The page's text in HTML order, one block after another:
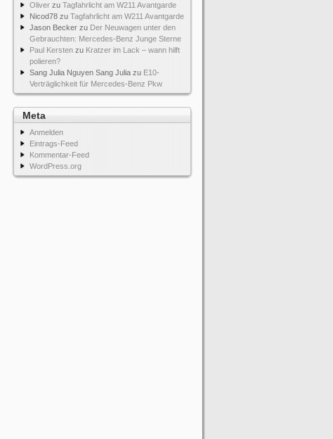
Oliver zu Tagfahrlicht am W211 Avantgarde
Nicod78 zu Tagfahrlicht am W211 Avantgarde
Jason Becker zu Der Neuwagen unter den
Gebrauchten: Mercedes-Benz Junge Sterne
Paul Kersten zu Kratzer im Lack – wann hilft
polieren?
Sang Julia Nguyen Sang Julia zu E10-
Verträglichkeit für Mercedes-Benz Pkw
Meta
Anmelden
Eintrags-Feed
Kommentar-Feed
WordPress.org